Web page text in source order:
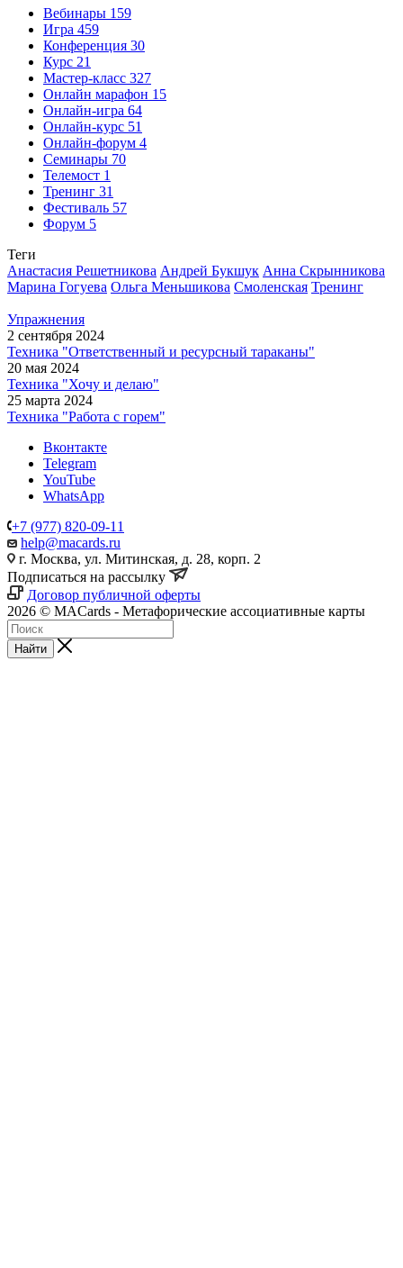
Июль
Август
Сентябрь
Октябрь
Ноябрь
Декабрь
Будьте в курсе наших акций и новостей
Подписаться
Вебинары
Конференция 30
Курс 21
Онлайн марафон
Онлайн-игра
Онлайн-курс 51
Онлайн-форум
Семинары 70
Телемост
Тренинг 31
Форум 5
Теги
Анастасия Решетникова
Упражнения
2 сентября 2024
Техника "Ответственный и ресурсный тараканы"
20 мая 2024
Техника "Хочу и делаю"
25 марта 2024
Техника "Работа с горем"